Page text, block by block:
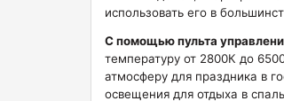
использовать его в
С помощью пульта
температуру от 2800К до
атмосферу для праздника в
освещения для отдыха в